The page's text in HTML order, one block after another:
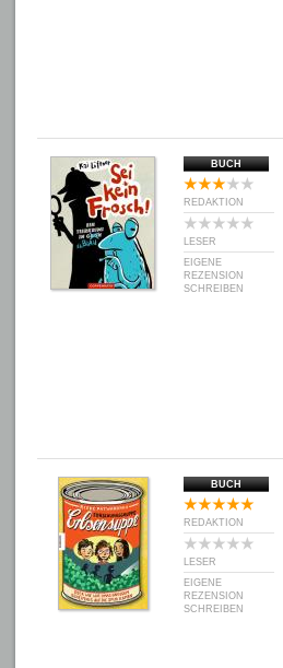
BUCH
REDAKTION
LESER
EIGENE
REZENSION
SCHREIBEN
BUCH
REDAKTION
LESER
EIGENE
REZENSION
SCHREIBEN